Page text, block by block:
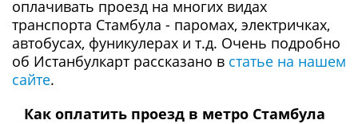
оплачивать проезд на многих видах
транспорта Стамбула - паромах, электричках,
автобусах, фуникулерах и т.д. Очень подробно
об Истанбулкарт рассказано в статье на нашем
сайте.
Как оплатить проезд в метро Стамбула